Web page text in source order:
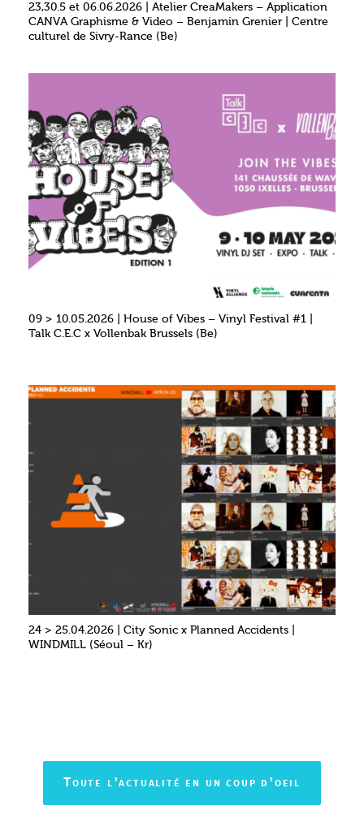
23,30.5 et 06.06.2026 | Atelier CreaMakers – Application
CANVA Graphisme & Video – Benjamin Grenier | Centre
culturel de Sivry-Rance (Be)
09 > 10.05.2026 | House of Vibes – Vinyl Festival #1 |
Talk C.E.C x Vollenbak Brussels (Be)
24 > 25.04.2026 | City Sonic x Planned Accidents |
WINDMILL (Séoul – Kr)
Toute l’actualité en un coup d’oeil